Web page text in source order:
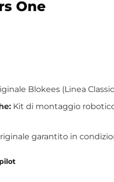
One
Blokees (Linea Classic
Kit di montaggio robotico
garantito in